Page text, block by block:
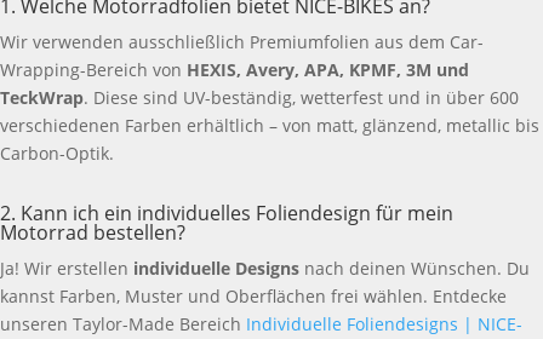
1. Welche Motorradfolien bietet NICE-BIKES an?
Wir verwenden ausschließlich Premiumfolien aus dem Car-
Wrapping-Bereich von HEXIS, Avery, APA, KPMF, 3M und
TeckWrap. Diese sind UV-beständig, wetterfest und in über 600
verschiedenen Farben erhältlich – von matt, glänzend, metallic bis
Carbon-Optik.
2. Kann ich ein individuelles Foliendesign für mein
Motorrad bestellen?
Ja! Wir erstellen individuelle Designs nach deinen Wünschen. Du
kannst Farben, Muster und Oberflächen frei wählen. Entdecke
unseren Taylor-Made Bereich Individuelle Foliendesigns | NICE-